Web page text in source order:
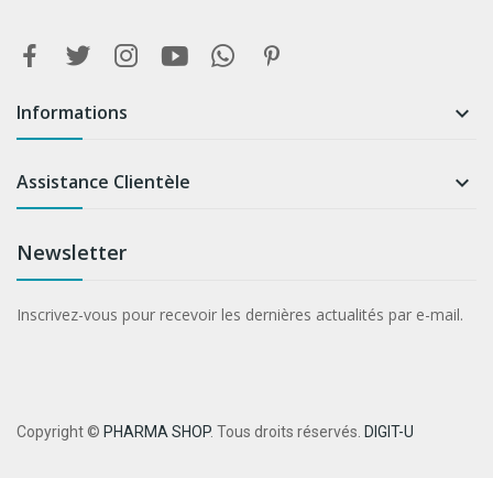
Informations 
Assistance Clientèle 
Newsletter
Inscrivez-vous pour recevoir les dernières actualités par e-mail.
Copyright © PHARMA SHOP. Tous droits réservés. DIGIT-U